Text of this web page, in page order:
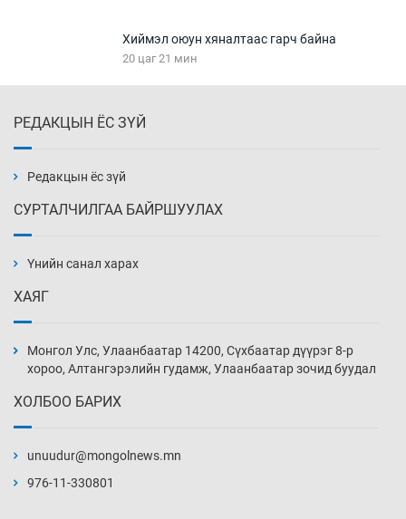
Хиймэл оюун хяналтаас гарч байна
20 цаг 21 мин
20 цаг 51 мин
нэмэгджээ
21 цаг 21 мин
21 цаг 51 мин
РЕДАКЦЫН ЁС ЗҮЙ
Редакцын ёс зүй
СУРТАЛЧИЛГАА БАЙРШУУЛАХ
Үнийн санал харах
ХАЯГ
Монгол Улс, Улаанбаатар 14200, Сүхбаатар дүүрэг 8-р
хороо, Алтангэрэлийн гудамж, Улаанбаатар зочид буудал
ХОЛБОО БАРИХ
unuudur@mongolnews.mn
976-11-330801